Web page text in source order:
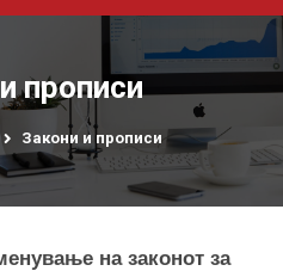
прописи
Закони и прописи
на законот за